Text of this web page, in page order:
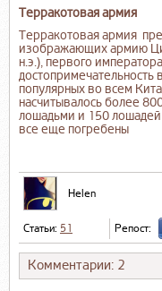
Терракотовая армия
Терракотовая армия
изображающих армию
н.э.), первого
достопримечательность
популярных во всем
насчитывалось более
лошадьми и 150
все еще погребены
Helen
Статьи: 51 Репост:
Комментарии: 2